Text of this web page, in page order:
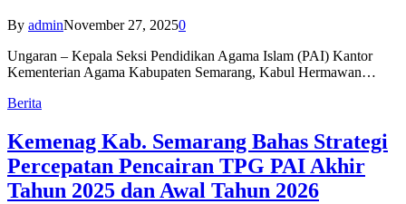
By adminNovember 27, 20250
Ungaran – Kepala Seksi Pendidikan Agama Islam (PAI) Kantor
Kementerian Agama Kabupaten Semarang, Kabul Hermawan…
Berita
Kemenag Kab. Semarang Bahas Strategi
Percepatan Pencairan TPG PAI Akhir
Tahun 2025 dan Awal Tahun 2026